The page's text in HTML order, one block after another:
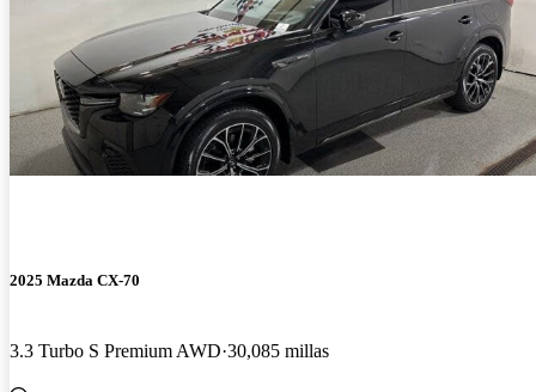
2025 Mazda CX-70
3.3 Turbo S Premium AWD 30,085 millas